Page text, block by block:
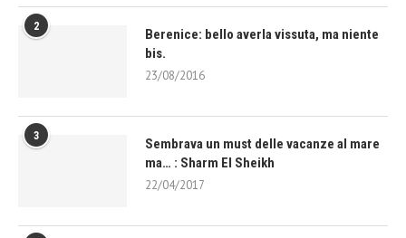
2
Berenice: bello averla vissuta, ma niente
bis.
23/08/2016
3
Sembrava un must delle vacanze al mare
ma… : Sharm El Sheikh
22/04/2017